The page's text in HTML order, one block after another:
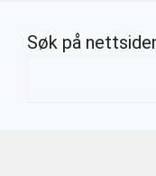
Søk på